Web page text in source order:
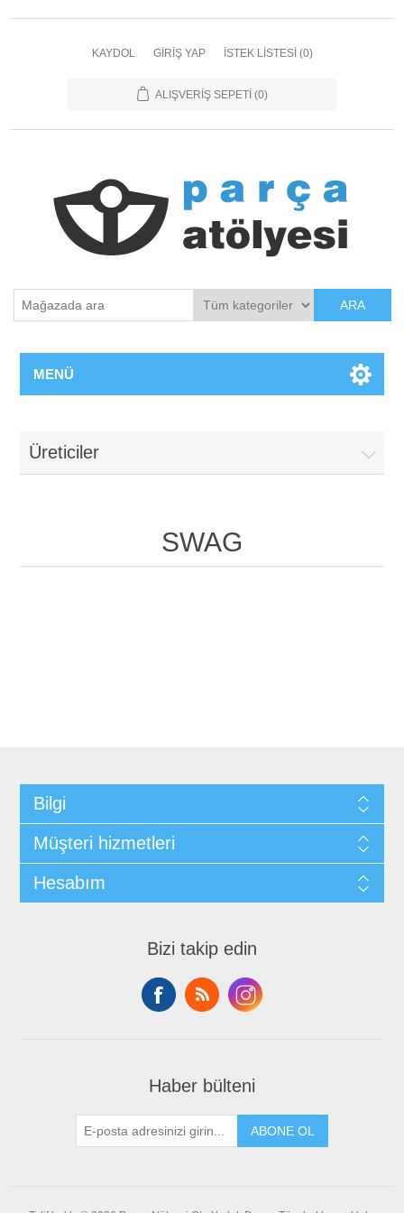
KAYDOL GIRIŞ YAP İSTEK LISTESI (0)
ALIŞVERIŞ SEPETI (0)
ARA
MENÜ
Üreticiler
SWAG
Bilgi
Müşteri hizmetleri
Hesabım
Bizi takip edin
Haber bülteni
ABONE OL